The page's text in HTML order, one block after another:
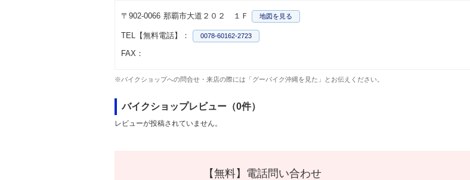
〒902-0066 那覇市大道２０２ １Ｆ 地図を見る
TEL【無料電話】： 0078-60162-2723
FAX：
※バイクショップへの問合せ・来店の際には「グーバイク沖縄を見た」とお伝えください。
バイクショップレビュー（0件）
レビューが投稿されていません。
【無料】電話問い合わせ